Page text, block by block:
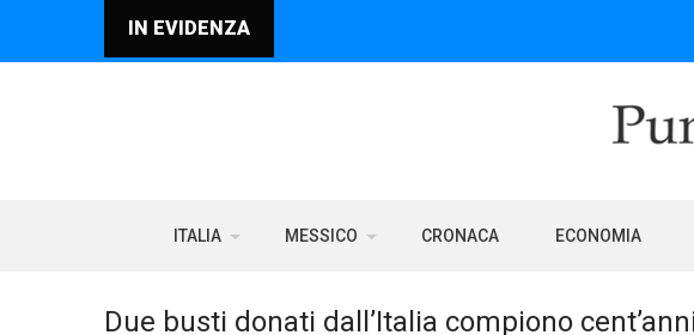
IN EVIDENZA
ITALIA MESSICO CRONACA ECONOMIA
Due busti donati dall’Italia compiono